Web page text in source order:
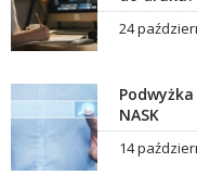
24
NASK
14